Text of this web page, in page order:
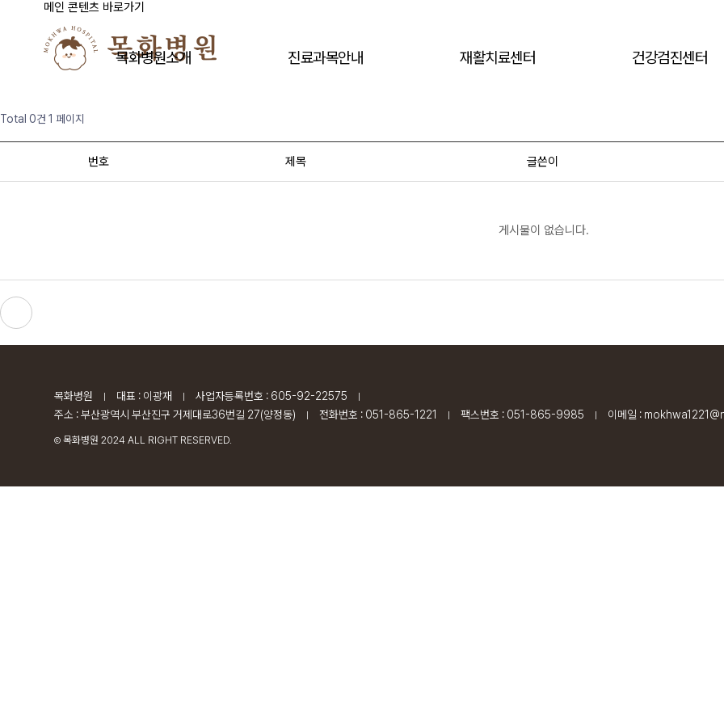
메인 콘텐츠 바로가기
목화병원소개 진료과목안내 재활치료센터 건강검진센터
Total 0건 1 페이지
번호 제목 글쓴이
게시물이 없습니다.
목화병원 대표 : 이광재 사업자등록번호 : 605-92-22575
주소 : 부산광역시 부산진구 거제대로36번길 27(양정동) 전화번호 : 051-865-1221 팩스번호 : 051-865-9985 이메일 :
Ⓒ 목화병원 2024 ALL RIGHT RESERVED.